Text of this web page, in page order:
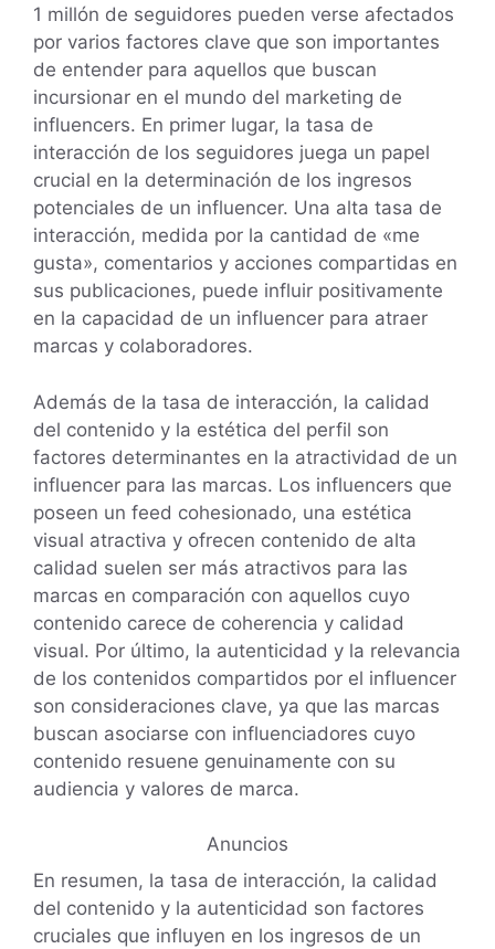
1 millón de seguidores pueden verse afectados
por varios factores clave que son importantes
de entender para aquellos que buscan
incursionar en el mundo del marketing de
influencers. En primer lugar, la tasa de
interacción de los seguidores juega un papel
crucial en la determinación de los ingresos
potenciales de un influencer. Una alta tasa de
interacción, medida por la cantidad de «me
gusta», comentarios y acciones compartidas en
sus publicaciones, puede influir positivamente
en la capacidad de un influencer para atraer
marcas y colaboradores.
Además de la tasa de interacción, la calidad
del contenido y la estética del perfil son
factores determinantes en la atractividad de un
influencer para las marcas. Los influencers que
poseen un feed cohesionado, una estética
visual atractiva y ofrecen contenido de alta
calidad suelen ser más atractivos para las
marcas en comparación con aquellos cuyo
contenido carece de coherencia y calidad
visual. Por último, la autenticidad y la relevancia
de los contenidos compartidos por el influencer
son consideraciones clave, ya que las marcas
buscan asociarse con influenciadores cuyo
contenido resuene genuinamente con su
audiencia y valores de marca.
Anuncios
En resumen, la tasa de interacción, la calidad
del contenido y la autenticidad son factores
cruciales que influyen en los ingresos de un